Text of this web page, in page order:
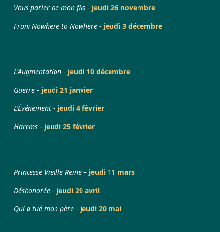
Vous parler de mon fils - jeudi 26 novembre
From Nowhere to Nowhere - jeudi 3 décembre
L'Augmentation - jeudi 10 décembre
Guerre - jeudi 21 janvier
L’Événement - jeudi 4 février
Harems - jeudi 25 février
Princesse Vieille Reine – jeudi 11 mars
Déshonorée - jeudi 29 avril
Qui a tué mon père - jeudi 20 mai